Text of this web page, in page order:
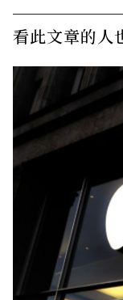
看此文章的人